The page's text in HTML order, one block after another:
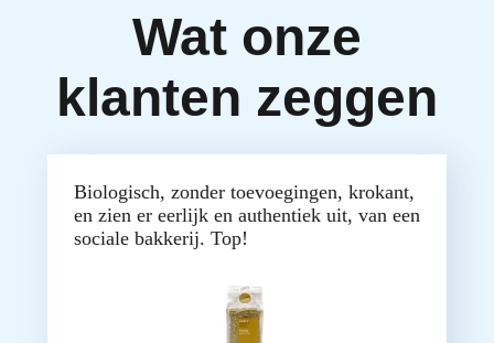
Wat onze
klanten zeggen
Biologisch, zonder toevoegingen, krokant,
en zien er eerlijk en authentiek uit, van een
sociale bakkerij. Top!